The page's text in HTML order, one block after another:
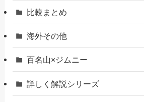
比較まとめ
海外その他
百名山×ジムニー
詳しく解説シリーズ